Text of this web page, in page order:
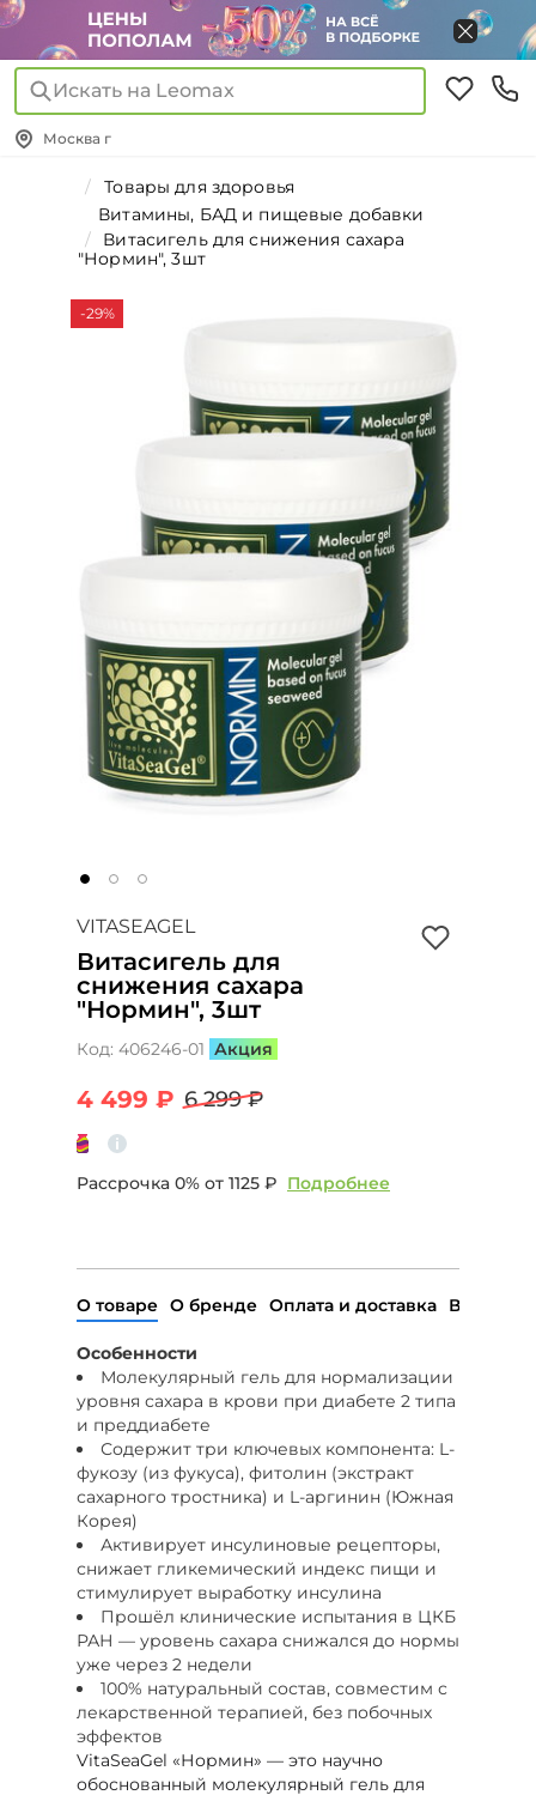
Искать на Leomax
Москва г
Товары для здоровья
Витамины, БАД и пищевые добавки
Витасигель для снижения сахара
"Нормин", 3шт
-29%
VITASEAGEL
Витасигель для
снижения сахара
"Нормин", 3шт
Код: 406246-01 Акция
4 499 ₽ 6 299 ₽
Рассрочка 0% от 1125 ₽ Подробнее
О товаре О бренде Оплата и доставка Возврат
Особенности
Молекулярный гель для нормализации
уровня сахара в крови при диабете 2 типа
и преддиабете
Содержит три ключевых компонента: L-
фукозу (из фукуса), фитолин (экстракт
сахарного тростника) и L-аргинин (Южная
Корея)
Активирует инсулиновые рецепторы,
снижает гликемический индекс пищи и
стимулирует выработку инсулина
Прошёл клинические испытания в ЦКБ
РАН — уровень сахара снижался до нормы
уже через 2 недели
100% натуральный состав, совместим с
лекарственной терапией, без побочных
эффектов
VitaSeaGel «Нормин» — это научно
обоснованный молекулярный гель для